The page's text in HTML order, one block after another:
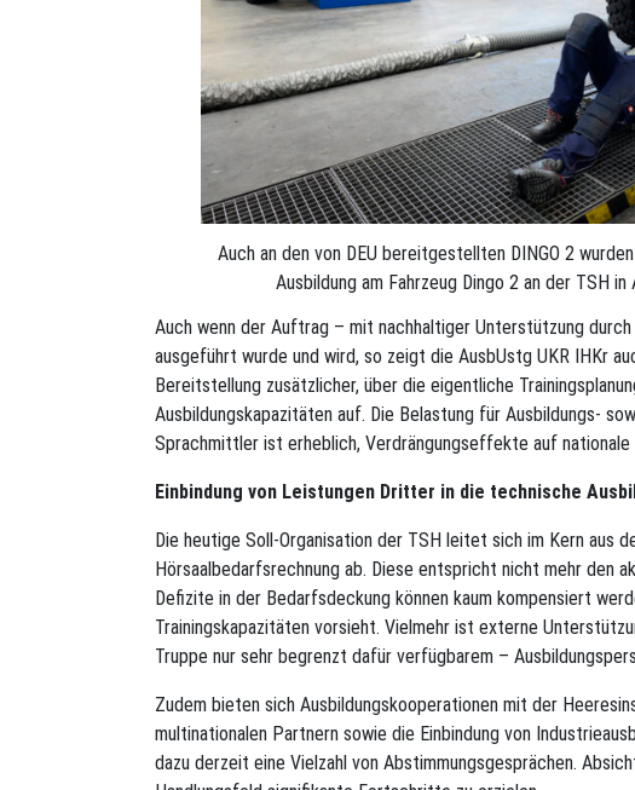
Auch an den von DEU bereitgestellten DINGO 2
Ausbildung am Fahrzeug Dingo 2 an der TSH
Auch wenn der Auftrag – mit nachhaltiger Unterstützung
ausgeführt wurde und wird, so zeigt die AusbUstg UKR IHKr
Bereitstellung zusätzlicher, über die eigentliche
Ausbildungskapazitäten auf. Die Belastung für Ausbildungs-
Sprachmittler ist erheblich, Verdrängungseffekte auf nationale
Einbindung von Leistungen Dritter in die technische
Die heutige Soll-Organisation der TSH leitet sich im Kern aus
Hörsaalbedarfsrechnung ab. Diese entspricht nicht mehr den
Defizite in der Bedarfsdeckung können kaum kompensiert
Trainingskapazitäten vorsieht. Vielmehr ist externe
Truppe nur sehr begrenzt dafür verfügbarem –
Zudem bieten sich Ausbildungskooperationen mit der
multinationalen Partnern sowie die Einbindung von
dazu derzeit eine Vielzahl von Abstimmungsgesprächen.